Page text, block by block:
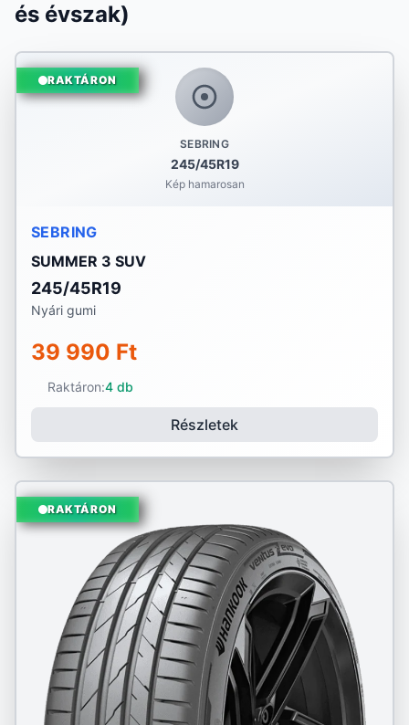
és évszak)
SEBRING
245/45R19
Kép hamarosan
RAKTÁRON
SEBRING
SUMMER 3 SUV
245/45R19
Nyári gumi
39 990 Ft
Raktáron:4 db
Részletek
RAKTÁRON